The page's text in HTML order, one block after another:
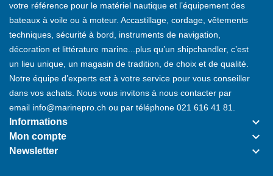
votre référence pour le matériel nautique et l’équipement des
bateaux à voile ou à moteur. Accastillage, cordage, vêtements
techniques, sécurité à bord, instruments de navigation,
décoration et littérature marine...plus qu’un shipchandler, c’est
un lieu unique, un magasin de tradition, de choix et de qualité.
Notre équipe d’experts est à votre service pour vous conseiller
dans vos achats. Nous vous invitons à nous contacter par
email info@marinepro.ch ou par téléphone 021 616 41 81
Informations keyboard_arrow_down
Mon compte keyboard_arrow_down
Newsletter keyboard_arrow_down